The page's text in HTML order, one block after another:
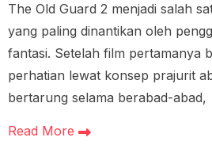
The Old Guard 2 menjadi salah
yang paling dinantikan oleh
fantasi. Setelah film pertamanya
perhatian lewat konsep prajurit
bertarung selama berabad-abad,
Read More